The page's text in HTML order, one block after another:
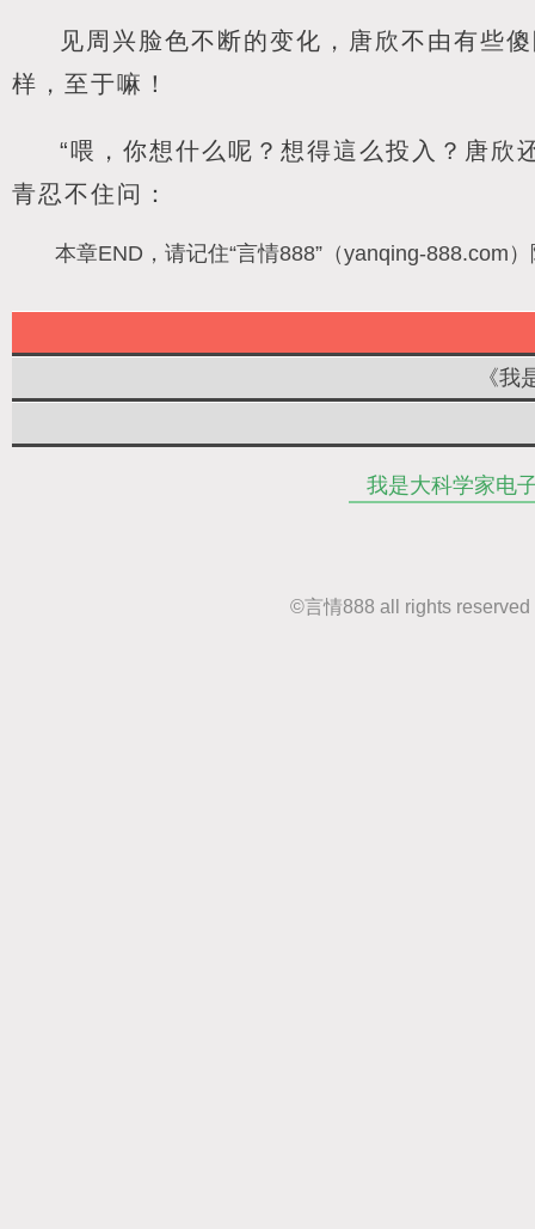
见周兴脸色不断的变化，唐欣不由有些
样，至于嘛！
“喂，你想什么呢？想得這么投入？唐欣
青忍不住问：
本章END，请记住“言情888”（yanqing-888.com
《我
我是大科学家电
©言情888 all rights